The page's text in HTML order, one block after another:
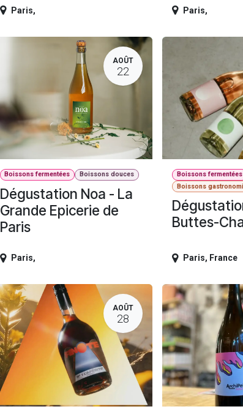
Paris, Paris,
AOÛT
22
Boissons fermentées Boissons douces
Dégustation Noa - La
Grande Epicerie de
Paris
Paris,
Boissons fermentées
Boissons
Buttes-
Paris, France
AOÛT
28